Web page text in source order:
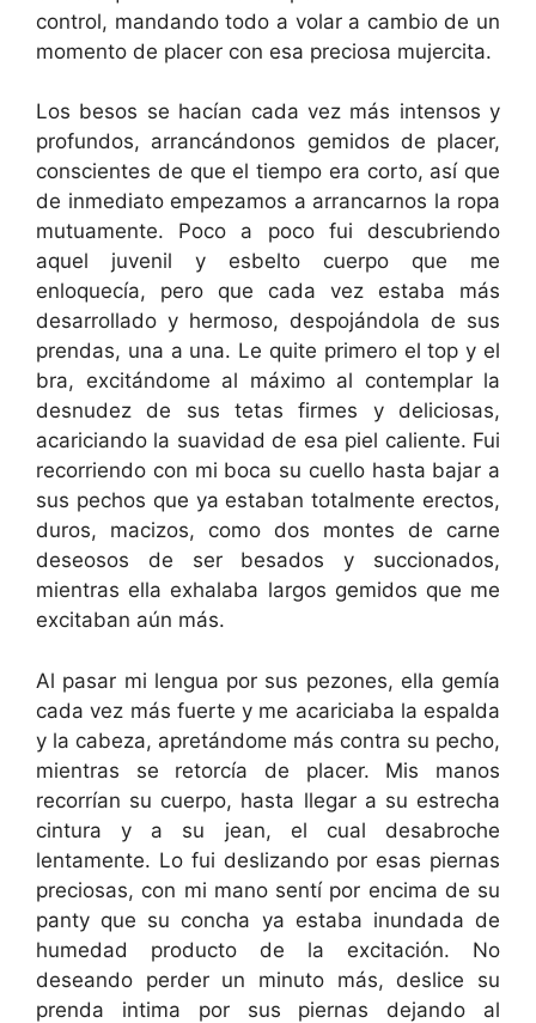
control, mandando todo a volar a cambio de un
momento de placer con esa preciosa mujercita.
Los besos se hacían cada vez más intensos y
profundos, arrancándonos gemidos de placer,
conscientes de que el tiempo era corto, así que
de inmediato empezamos a arrancarnos la ropa
mutuamente. Poco a poco fui descubriendo
aquel juvenil y esbelto cuerpo que me
enloquecía, pero que cada vez estaba más
desarrollado y hermoso, despojándola de sus
prendas, una a una. Le quite primero el top y el
bra, excitándome al máximo al contemplar la
desnudez de sus tetas firmes y deliciosas,
acariciando la suavidad de esa piel caliente. Fui
recorriendo con mi boca su cuello hasta bajar a
sus pechos que ya estaban totalmente erectos,
duros, macizos, como dos montes de carne
deseosos de ser besados y succionados,
mientras ella exhalaba largos gemidos que me
excitaban aún más.
Al pasar mi lengua por sus pezones, ella gemía
cada vez más fuerte y me acariciaba la espalda
y la cabeza, apretándome más contra su pecho,
mientras se retorcía de placer. Mis manos
recorrían su cuerpo, hasta llegar a su estrecha
cintura y a su jean, el cual desabroche
lentamente. Lo fui deslizando por esas piernas
preciosas, con mi mano sentí por encima de su
panty que su concha ya estaba inundada de
humedad producto de la excitación. No
deseando perder un minuto más, deslice su
prenda intima por sus piernas dejando al